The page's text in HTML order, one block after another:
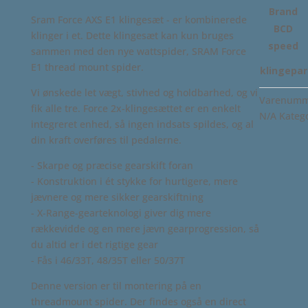
Sram Force AXS E1 klingesæt - er kombinerede
klinger i et. Dette klingesæt kan kun bruges
sammen med den nye wattspider, SRAM Force
E1 thread mount spider.
Vi ønskede let vægt, stivhed og holdbarhed, og vi
fik alle tre. Force 2x-klingesættet er en enkelt
integreret enhed, så ingen indsats spildes, og al
din kraft overføres til pedalerne.
- Skarpe og præcise gearskift foran
- Konstruktion i ét stykke for hurtigere, mere
jævnere og mere sikker gearskiftning
- X-Range-gearteknologi giver dig mere
rækkevidde og en mere jævn gearprogression, så
du altid er i det rigtige gear
- Fås i 46/33T, 48/35T eller 50/37T
Denne version er til montering på en
threadmount spider. Der findes også en direct
Brand
BCD
speed
klingepar
N/A